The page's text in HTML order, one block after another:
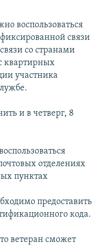
воспользоваться
связи
со странами
квартирных
участника
и в четверг, 8
отделениях
пунктах
предоставить
кода.
ветеран сможет